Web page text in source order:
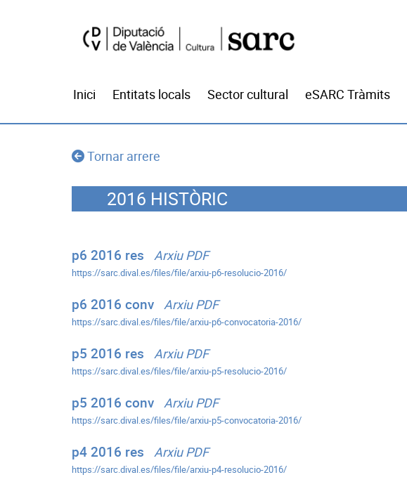
Inici Entitats locals Sector cultural eSARC Tràmits
Tornar arrere
2016 HISTÒRIC
p6 2016 res Arxiu PDF
https://sarc.dival.es/files/file/arxiu-p6-resolucio-2016/
p6 2016 conv Arxiu PDF
https://sarc.dival.es/files/file/arxiu-p6-convocatoria-2016/
p5 2016 res Arxiu PDF
https://sarc.dival.es/files/file/arxiu-p5-resolucio-2016/
p5 2016 conv Arxiu PDF
https://sarc.dival.es/files/file/arxiu-p5-convocatoria-2016/
p4 2016 res Arxiu PDF
https://sarc.dival.es/files/file/arxiu-p4-resolucio-2016/